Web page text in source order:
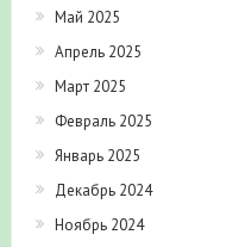
Май 2025
Апрель 2025
Март 2025
Февраль 2025
Январь 2025
Декабрь 2024
Ноябрь 2024